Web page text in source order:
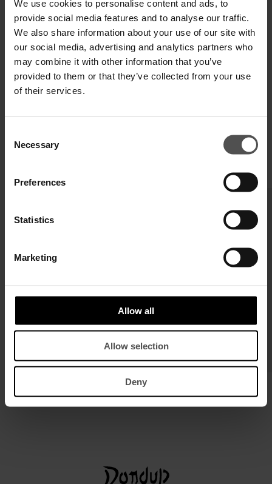
We use cookies to personalise content and ads, to
provide social media features and to analyse our traffic.
We also share information about your use of our site with
our social media, advertising and analytics partners who
may combine it with other information that you’ve
provided to them or that they’ve collected from your use
of their services.
Selection
Necessary
Preferences
Statistics
Marketing
Allow all
Allow selection
Deny
VERSAND UND RETOUREN
TECHNISCHE SPEZIFIKATIONEN
VERVOLLSTÄNDIGEN SIE IHREN LOOK
€ 133,00
€ 205,00
€ 98,00
€ 150,00